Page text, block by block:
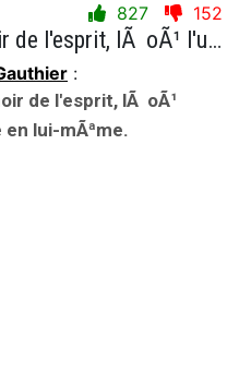
827 152
Le doute, terrible trou noir de l'esprit, lÃ oÃ¹ l'univers perd confiance en lui-mÃªme.
:
de l'esprit, lÃ oÃ¹
lui-mÃªme.